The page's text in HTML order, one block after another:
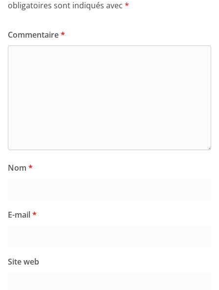
obligatoires sont indiqués avec *
Commentaire*
Nom *
E-mail*
Site web